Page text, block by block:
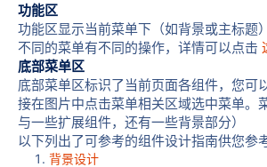
功能区
功能区显示当前菜单下（如背景或主标题
不同的菜单有不同的操作，详情可以点击
底部菜单区
底部菜单区标识了当前页面各组件，您可
接在图片中点击菜单相关区域选中菜单。
与一些扩展组件，还有一些背景部分）
以下列出了可参考的组件设计指南供您参
背景设计